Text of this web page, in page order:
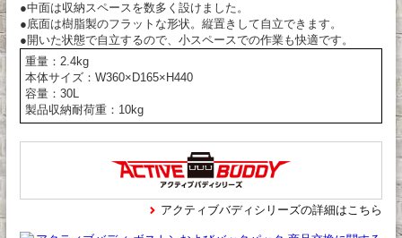
●中面は収納スペースを数多く設けました。
●底面は樹脂製のフラットな形状。縦置きして自立できます。
●開いた状態で自立するので、小スペースでの作業も快適です。
重量：2.4kg
本体サイズ：W360×D165×H440
容量：30L
製品収納耐荷重：10kg
アクティブバディシリーズの詳細はこちら